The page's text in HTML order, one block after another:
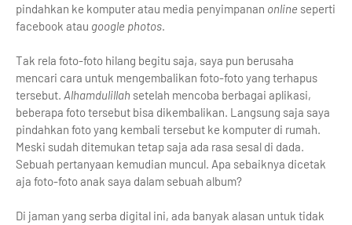
pindahkan ke komputer atau media penyimpanan online seperti
facebook atau google photos.
Tak rela foto-foto hilang begitu saja, saya pun berusaha
mencari cara untuk mengembalikan foto-foto yang terhapus
tersebut. Alhamdulillah setelah mencoba berbagai aplikasi,
beberapa foto tersebut bisa dikembalikan. Langsung saja saya
pindahkan foto yang kembali tersebut ke komputer di rumah.
Meski sudah ditemukan tetap saja ada rasa sesal di dada.
Sebuah pertanyaan kemudian muncul. Apa sebaiknya dicetak
aja foto-foto anak saya dalam sebuah album?
Di jaman yang serba digital ini, ada banyak alasan untuk tidak